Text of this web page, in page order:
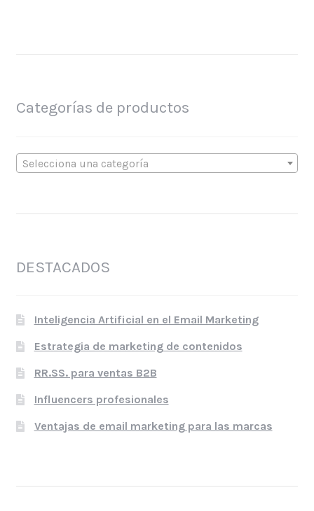
Categorías de productos
Selecciona una categoría
DESTACADOS
Inteligencia Artificial en el Email Marketing
Estrategia de marketing de contenidos
RR.SS. para ventas B2B
Influencers profesionales
Ventajas de email marketing para las marcas